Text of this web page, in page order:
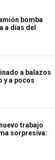
bomba
a días del
a balazos
y a pocos
trabajo
sorpresiva: